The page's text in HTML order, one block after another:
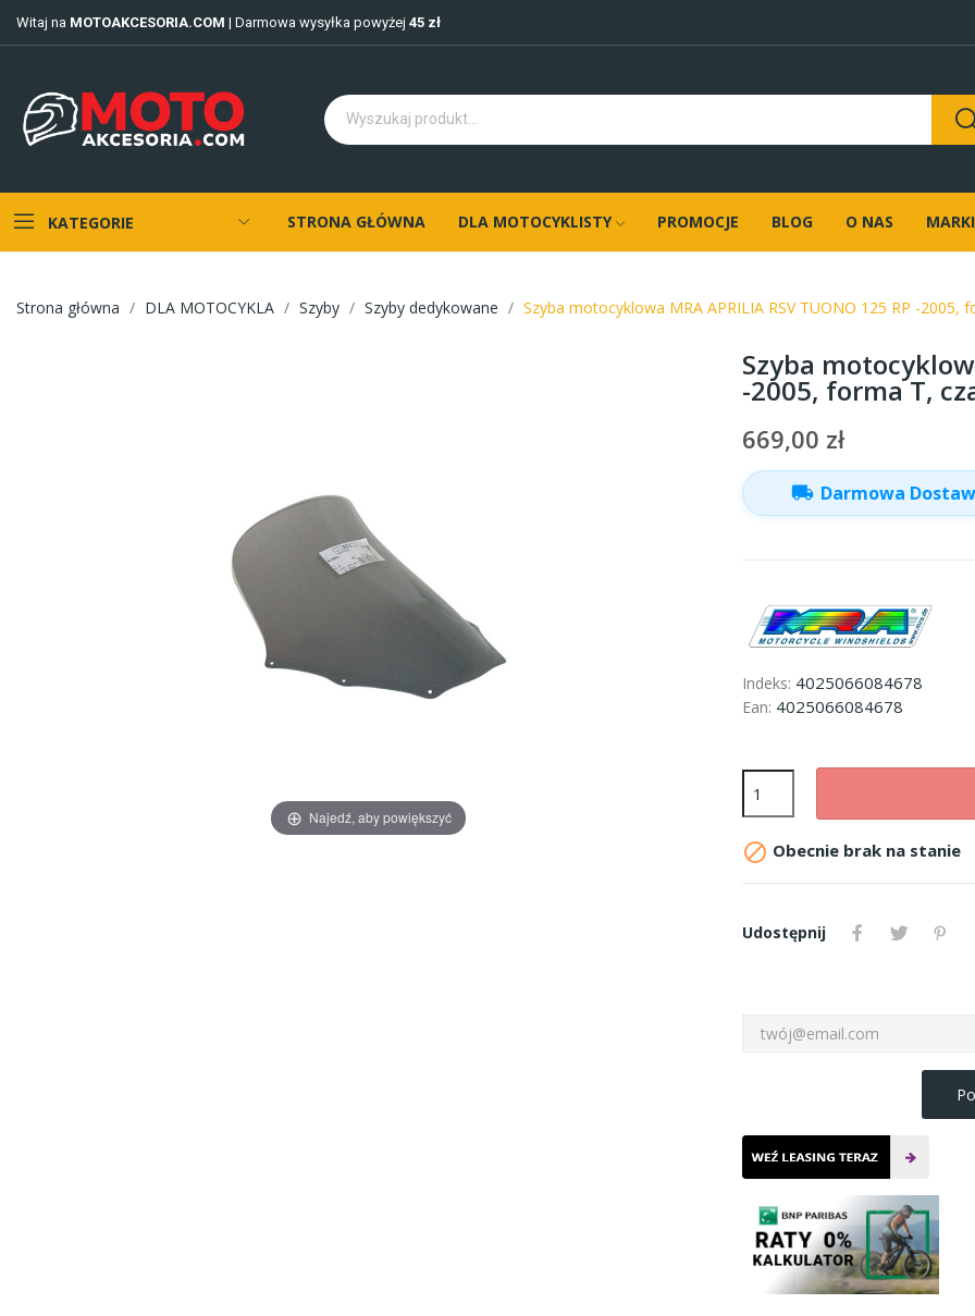
Witaj na MOTOAKCESORIA.COM | Darmowa wysyłka powyżej 45 zł
KATEGORIE STRONA GŁÓWNA DLA MOTOCYKLISTY PROMOCJE BLOG O NAS MARKI
Strona główna DLA MOTOCYKLA Szyby Szyby dedykowane Szyba motocyklowa MRA APRILIA RSV TUONO 125 RP -2005,
Najedź, aby powiększyć
Szyba
-2005, forma T,
669,00 zł
local_shipping Darmowa
Indeks: 4025066084678
Ean: 4025066084678
 Obecnie brak na stanie
Udostępnij